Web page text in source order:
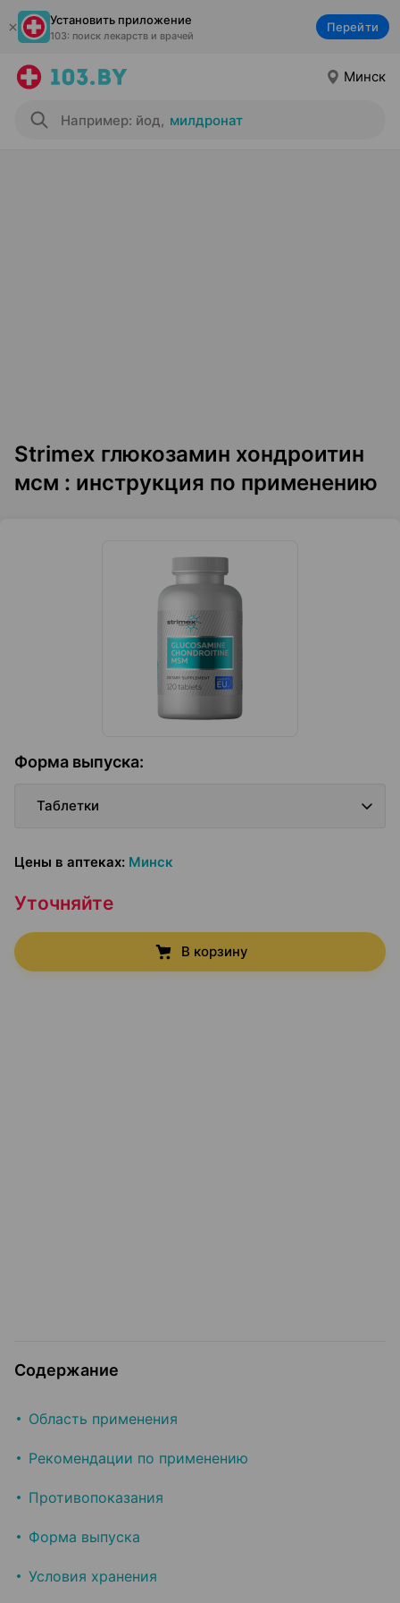
Установить приложение
103: поиск лекарств и врачей
Перейти
Минск
Например: йод, милдронат
Strimex глюкозамин хондроитин
мсм : инструкция по применению
Форма выпуска:
Таблетки
Цены в аптеках: Минск
Уточняйте
В корзину
Содержание
Область применения
Рекомендации по применению
Противопоказания
Форма выпуска
Условия хранения